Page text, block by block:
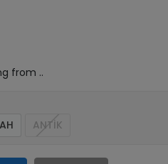
from ..
ANTİK